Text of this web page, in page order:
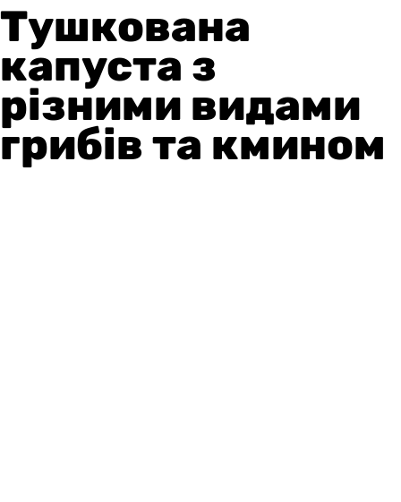
Тушкована
капуста з
різними видами
грибів та кмином